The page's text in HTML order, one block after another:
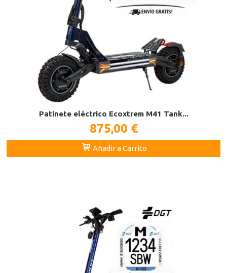
Patinete eléctrico Ecoxtrem M41 Tank...
875,00 €
Añadir a Carrito